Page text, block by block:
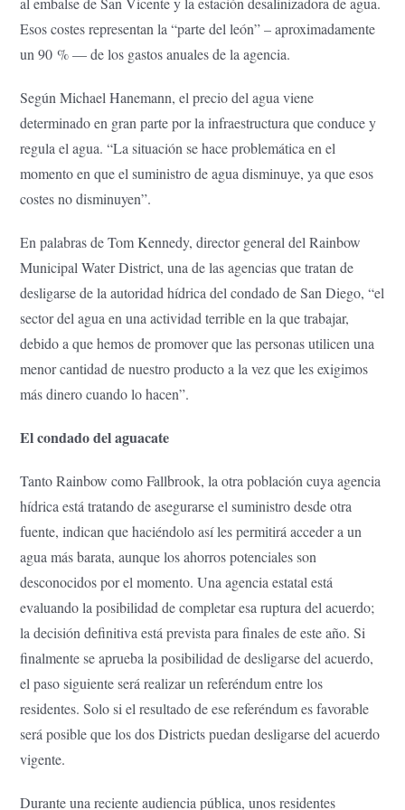
Esos costes representan la “parte del león” – aproximadamente
un 90 % — de los gastos anuales de la agencia.
Según Michael Hanemann, el precio del agua viene
determinado en gran parte por la infraestructura que conduce y
regula el agua. “La situación se hace problemática en el
momento en que el suministro de agua disminuye, ya que esos
costes no disminuyen”.
En palabras de Tom Kennedy, director general del Rainbow
Municipal Water District, una de las agencias que tratan de
desligarse de la autoridad hídrica del condado de San Diego, “el
sector del agua en una actividad terrible en la que trabajar,
debido a que hemos de promover que las personas utilicen una
menor cantidad de nuestro producto a la vez que les exigimos
más dinero cuando lo hacen”.
El condado del aguacate
Tanto Rainbow como Fallbrook, la otra población cuya agencia
hídrica está tratando de asegurarse el suministro desde otra
fuente, indican que haciéndolo así les permitirá acceder a un
agua más barata, aunque los ahorros potenciales son
desconocidos por el momento. Una agencia estatal está
evaluando la posibilidad de completar esa ruptura del acuerdo;
la decisión definitiva está prevista para finales de este año. Si
finalmente se aprueba la posibilidad de desligarse del acuerdo,
el paso siguiente será realizar un referéndum entre los
residentes. Solo si el resultado de ese referéndum es favorable
será posible que los dos Districts puedan desligarse del acuerdo
vigente.
Durante una reciente audiencia pública, unos residentes